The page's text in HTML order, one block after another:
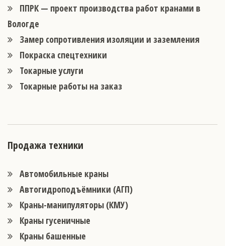
ППРК — проект производства работ кранами в
Вологде
Замер сопротивления изоляции и заземления
Покраска спецтехники
Токарные услуги
Токарные работы на заказ
Продажа техники
Автомобильные краны
Автогидроподъёмники (АГП)
Краны-манипуляторы (КМУ)
Краны гусеничные
Краны башенные